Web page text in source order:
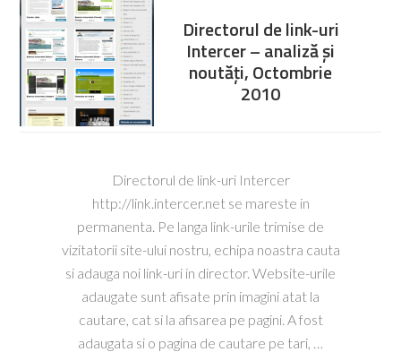
Directorul de link-uri
Intercer – analiză și
noutăți, Octombrie
2010
Directorul de link-uri Intercer
http://link.intercer.net se mareste in
permanenta. Pe langa link-urile trimise de
vizitatorii site-ului nostru, echipa noastra cauta
si adauga noi link-uri in director. Website-urile
adaugate sunt afisate prin imagini atat la
cautare, cat si la afisarea pe pagini. A fost
adaugata si o pagina de cautare pe tari, …